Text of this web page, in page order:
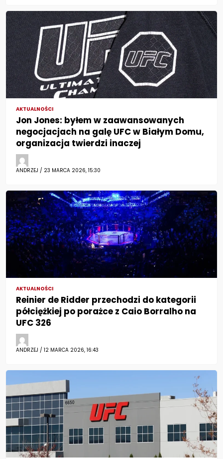
AKTUALNOŚCI
Jon Jones: byłem w zaawansowanych
negocjacjach na galę UFC w Białym Domu,
organizacja twierdzi inaczej
ANDRZEJ / 23 MARCA 2026, 15:30
AKTUALNOŚCI
Reinier de Ridder przechodzi do kategorii
półciężkiej po porażce z Caio Borralho na
UFC 326
ANDRZEJ / 12 MARCA 2026, 16:43